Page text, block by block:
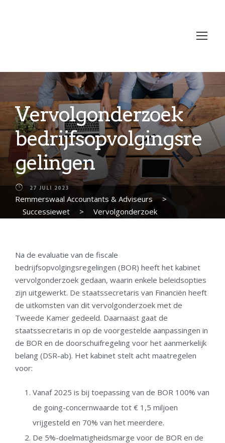
Vervolgonderzoek
bedrijfsopvolgingsre
gelingen
27 JULI 2023
Remmerswaal Accountants & Adviseurs
>
Successiewet
>
Vervolgonderzoek
Na de evaluatie van de fiscale
bedrijfsopvolgingsregelingen (BOR) heeft het kabinet
vervolgonderzoek gedaan, waarin enkele beleidsopties
zijn uitgewerkt. De staatssecretaris van Financiën heeft
de uitkomsten van dit vervolgonderzoek met de
Tweede Kamer gedeeld. Daarnaast gaat de
staatssecretaris in op de voorgestelde aanpassingen in
de BOR en de doorschuifregeling voor het aanmerkelijk
belang (DSR-ab). Het kabinet stelt acht maatregelen
voor:
Vanaf 2025 is bij toepassing van de BOR 100% van
de going-concernwaarde tot € 1,5 miljoen
vrijgesteld en 70% van het meerdere.
De 5%-doelmatigheidsmarge voor de BOR en de